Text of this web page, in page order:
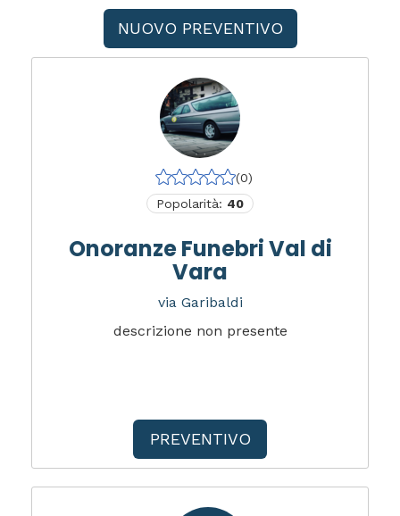
NUOVO PREVENTIVO
(0)
Popolarità: 40
Onoranze Funebri Val di
Vara
via Garibaldi
descrizione non presente
PREVENTIVO